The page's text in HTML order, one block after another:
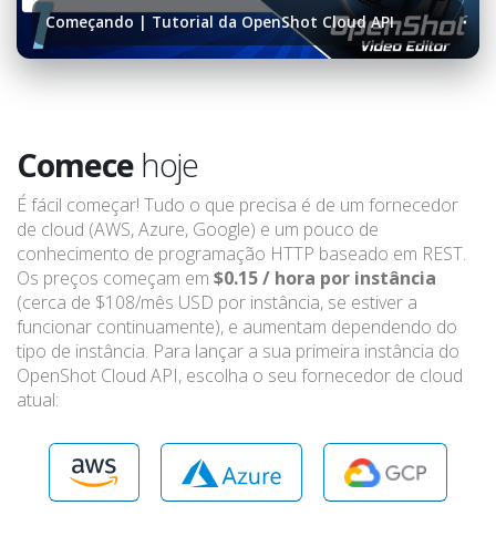
Começando | Tutorial da OpenShot Cloud API
Comece hoje
É fácil começar! Tudo o que precisa é de um fornecedor
de cloud (AWS, Azure, Google) e um pouco de
conhecimento de programação HTTP baseado em REST.
Os preços começam em $0.15 / hora por instância
(cerca de $108/mês USD por instância, se estiver a
funcionar continuamente), e aumentam dependendo do
tipo de instância. Para lançar a sua primeira instância do
OpenShot Cloud API, escolha o seu fornecedor de cloud
atual: